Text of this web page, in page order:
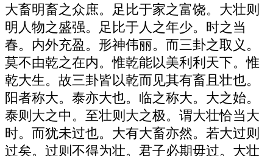
大畜明畜之众庶。足比于家之富饶。大壮则
明人物之盛强。足比于人之年少。时之当
春。内外充盈。形神伟丽。而三卦之取义。
莫不由乾之在内。惟乾能以美利利天下。惟
乾大生。故三卦皆以乾而见其有畜且壮也。
阳者称大。泰亦大也。临之称大。大之始。
泰则大之中。至壮则大之极。谓大壮恰当大
时。而犹未过也。大有大畜亦然。若大过则
过矣。过则不得为壮。君子必期毋过。大壮